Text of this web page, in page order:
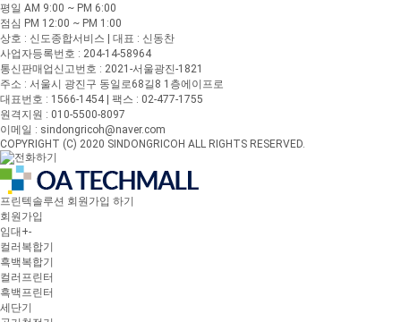
평일 AM 9:00 ~ PM 6:00
점심 PM 12:00 ~ PM 1:00
상호 : 신도종합서비스 | 대표 : 신동찬
사업자등록번호 : 204-14-58964
통신판매업신고번호 : 2021-서울광진-1821
주소 : 서울시 광진구 동일로68길8 1층에이프로
대표번호 : 1566-1454 | 팩스 : 02-477-1755
원격지원 : 010-5500-8097
이메일 : sindongricoh@naver.com
COPYRIGHT (C) 2020 SINDONGRICOH ALL RIGHTS RESERVED.
프린텍솔루션 회원가입 하기
회원가입
임대+-
컬러복합기
흑백복합기
컬러프린터
흑백프린터
세단기